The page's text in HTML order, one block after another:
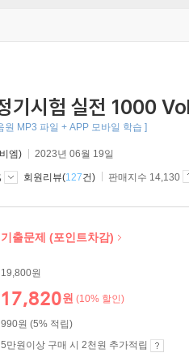
기시험 실전 1000
원 MP3 파일 + APP 모바일 학습 ]
엠) 2023년 06월 19일
회원리뷰(127건) 판매지수 14,130
기출문제 (포인트차감)
19,800원
17,820원 (10% 할인)
990원 (5% 적립)
5만원이상 구매 시 2천원 추가적립